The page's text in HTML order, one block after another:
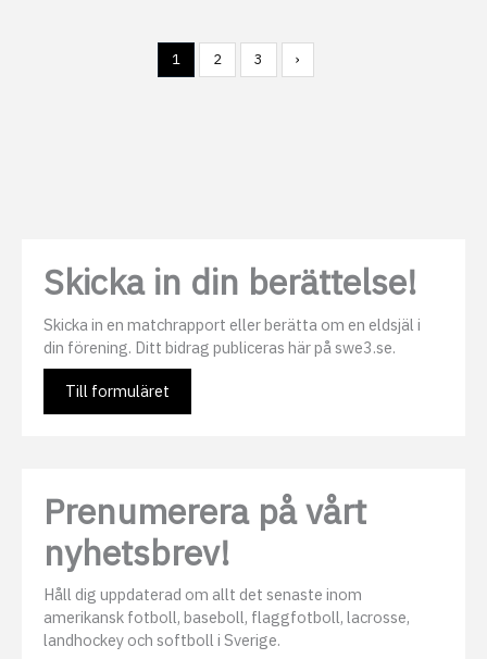
1 2 3 ›
Skicka in din berättelse!
Skicka in en matchrapport eller berätta om en eldsjäl i
din förening. Ditt bidrag publiceras här på swe3.se.
Till formuläret
Prenumerera på vårt
nyhetsbrev!
Håll dig uppdaterad om allt det senaste inom
amerikansk fotboll, baseboll, flaggfotboll, lacrosse,
landhockey och softboll i Sverige.